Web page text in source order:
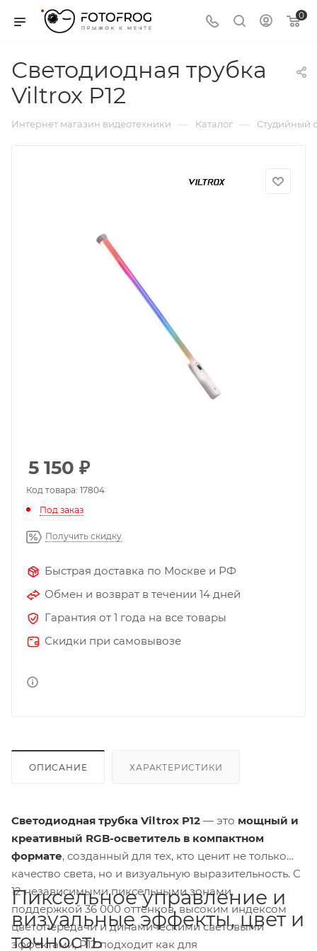
0
Светодиодная трубка
Viltrox P12
Интернет магазин видеотехники — Каталог — Студийный
5 150 ₽
Код товара: 17804
Под заказ
Получить скидку
Быстрая доставка по Москве и РФ
Обмен и возврат в течении 14 дней
Гарантия от 1 года на все товары
Скидки при самовывозе
ОПИСАНИЕ ХАРАКТЕРИСТИКИ
Светодиодная трубка Viltrox P12 — это мощный и
креативный RGB-осветитель в компактном
формате, созданный для тех, кто ценит не только
качество света, но и визуальную выразительность. С
12 независимыми пиксельными зонами,
поддержкой 36 000 оттенков, высоким индексом
цветопередачи и динамическими световыми
эффектами, P12 подходит как для
Пиксельное управление и
визуальные эффекты, цвет и
точность